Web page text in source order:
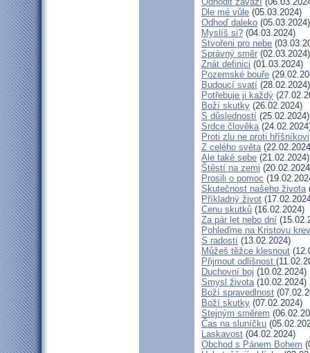
Dle mé vůle (05.03.2024)
Odhoď daleko (05.03.2024)
Myslíš si? (04.03.2024)
Stvořeni pro nebe
Správný směr (02.03.2024)
Znát definici (01.03.2024)
Pozemské bouře
Budoucí svatí (28.02.2024)
Potřebuje ji každý
Boží skutky (26.02.2024)
S důsledností (25.02.2024)
Srdce člověka
Proti zlu ne proti hříšníkovi
Z celého světa
Ale také sebe (21.02.2024)
Štěstí na zemi
Prosili o pomoc
Skutečnost našeho života
Příkladný život
Cenu skutků (16.02.2024)
Za pár let nebo dní
Pohleďme na Kristovu krev
S radostí (13.02.2024)
Můžeš těžce klesnout
Přijmout odlišnost
Duchovní boj (10.02.2024)
Smysl života(10.02.2024)
Boží spravedlnost
Boží skutky (07.02.2024)
Stejným směrem
Čas na sluníčku
Laskavost (04.02.2024)
Obchod s Pánem Bohem